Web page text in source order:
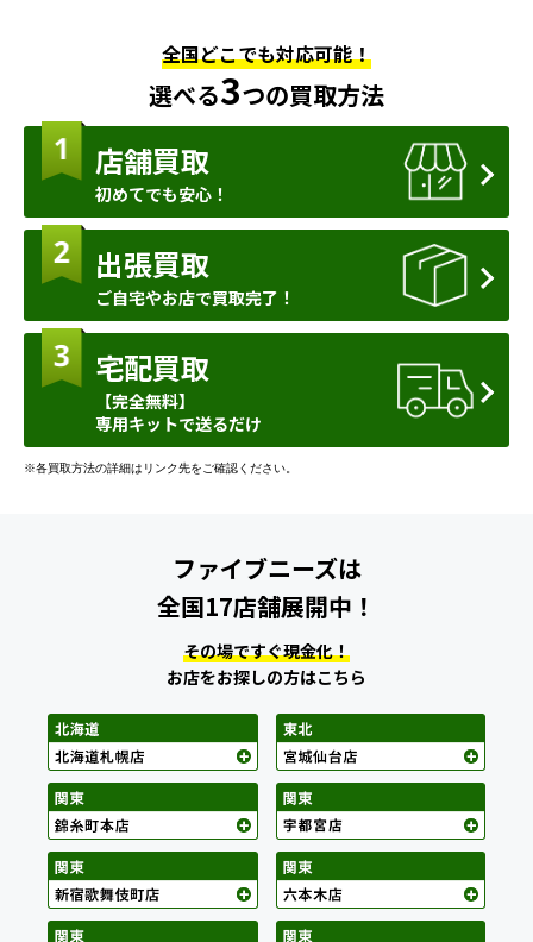
全国どこでも対応可能！
選べる3つの買取方法
店舗買取
初めてでも安心！
出張買取
ご自宅やお店で買取完了！
宅配買取
【完全無料】
専用キットで送るだけ
※各買取方法の詳細はリンク先をご確認ください。
ファイブニーズは
全国17店舗展開中！
その場ですぐ現金化！
お店をお探しの方はこちら